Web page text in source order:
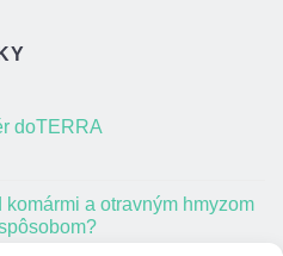
doTERRA
a otravným hmyzom